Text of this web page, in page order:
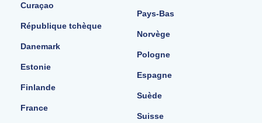
Curaçao
République tchèque
Danemark
Estonie
Finlande
France
Pays-Bas
Norvège
Pologne
Espagne
Suède
Suisse